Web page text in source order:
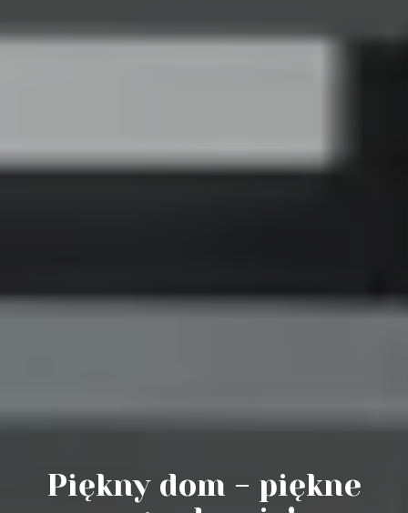
Piękny dom - piękne